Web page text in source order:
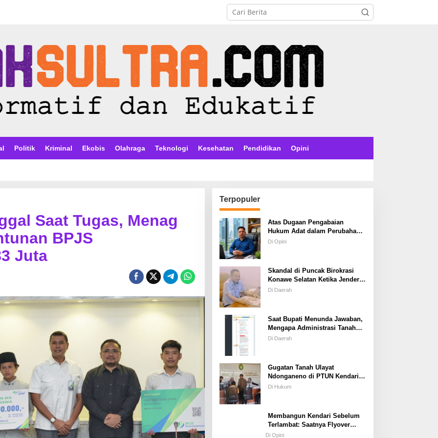
Politik Kriminal Ekobis Olahraga Teknologi Kesehatan Pendidikan Opini
Saat Tugas, Menag
BPJS
Juta
Terpopuler
Atas Dugaan Pengabaian
Hukum Adat dalam Perubahan
Simbol Mahar Perkawinan Adat
Di Opini
Skandal di Puncak Birokrasi
Konawe Selatan Ketika Jenderal
Di Daerah
Saat Bupati Menunda Jawaban,
Mengapa Administrasi Tanah
Tetap Berjalan?
Di Daerah
Gugatan Tanah Ulayat
Ndonganeno di PTUN Kendari;
Saat Negara Diuji Menghormati
Di Hukum
Membangun Kendari Sebelum
Terlambat: Saatnya Flyover
Menjadi Agenda Strategis Kota
Di Opini